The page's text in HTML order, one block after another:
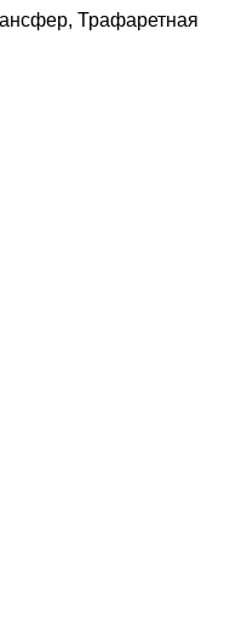
Трафаретная